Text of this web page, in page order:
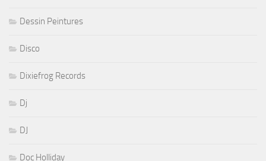
Dessin Peintures
Disco
Dixiefrog Records
Dj
DJ
Doc Holliday